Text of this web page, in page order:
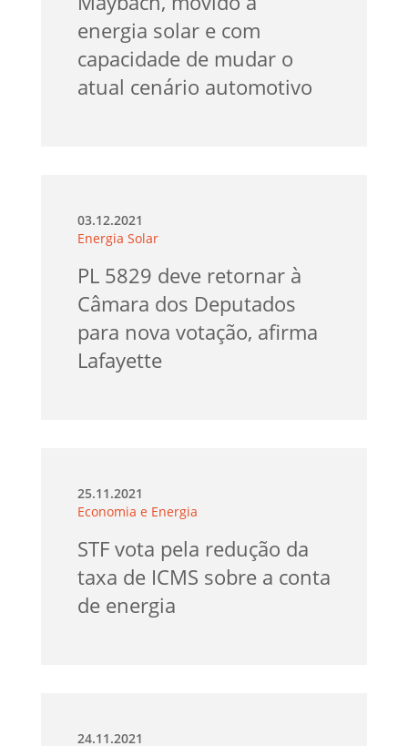
energia solar e com
capacidade de mudar o
atual cenário automotivo
03.12.2021
Energia Solar
PL 5829 deve retornar à
Câmara dos Deputados
para nova votação, afirma
Lafayette
25.11.2021
Economia e Energia
STF vota pela redução da
taxa de ICMS sobre a conta
de energia
24.11.2021